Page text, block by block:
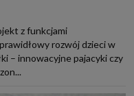
z funkcjami
rozwój dzieci w
– innowacyjne pajacyki czy